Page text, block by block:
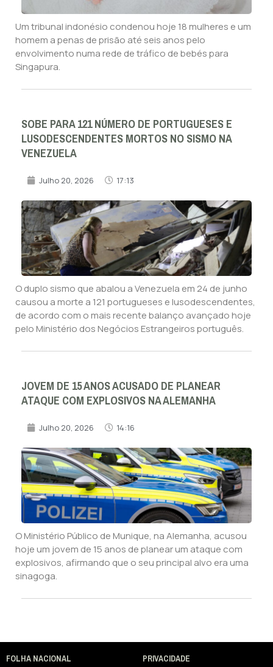
Um tribunal indonésio condenou hoje 18 mulheres e um
homem a penas de prisão até seis anos pelo
envolvimento numa rede de tráfico de bebés para
Singapura.
SOBE PARA 121 NÚMERO DE PORTUGUESES E
LUSODESCENDENTES MORTOS NO SISMO NA
VENEZUELA
Julho 20, 2026 17:13
O duplo sismo que abalou a Venezuela em 24 de junho
causou a morte a 121 portugueses e lusodescendentes,
de acordo com o mais recente balanço avançado hoje
pelo Ministério dos Negócios Estrangeiros português.
JOVEM DE 15 ANOS ACUSADO DE PLANEAR
ATAQUE COM EXPLOSIVOS NA ALEMANHA
Julho 20, 2026 14:16
O Ministério Público de Munique, na Alemanha, acusou
hoje um jovem de 15 anos de planear um ataque com
explosivos, afirmando que o seu principal alvo era uma
sinagoga.
FOLHA NACIONAL PRIVACIDADE